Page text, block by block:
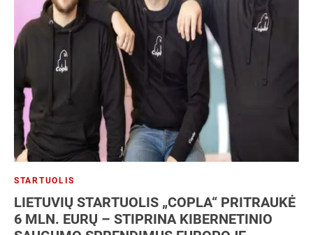
STARTUOLIS
LIETUVIŲ STARTUOLIS „COPLA“ PRITRAUKĖ
6 MLN. EURŲ – STIPRINA KIBERNETINIO